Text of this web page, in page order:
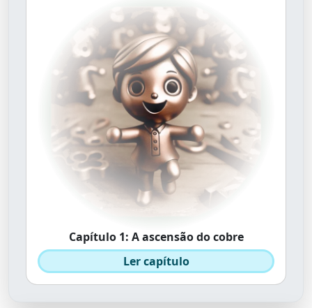
Capítulo 1: A ascensão do cobre
Ler capítulo